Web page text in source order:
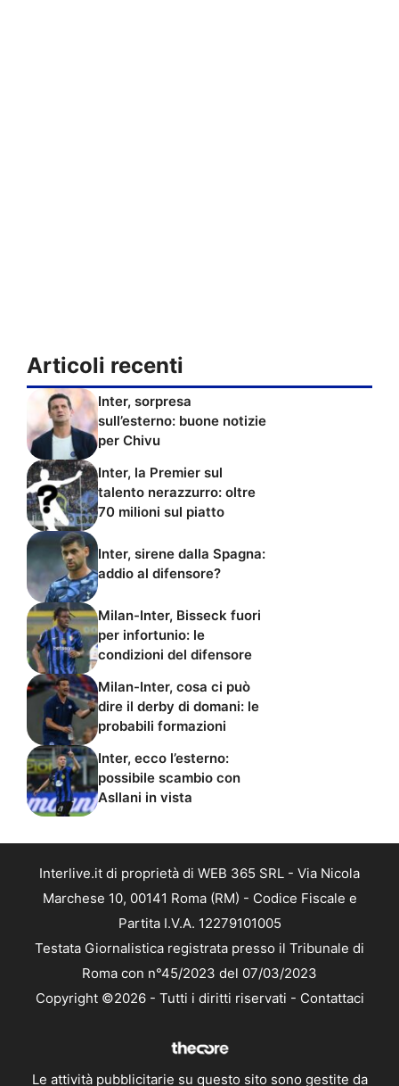
Articoli recenti
Inter, sorpresa
sull’esterno: buone notizie
per Chivu
Inter, la Premier sul
talento nerazzurro: oltre
70 milioni sul piatto
Inter, sirene dalla Spagna:
addio al difensore?
Milan-Inter, Bisseck fuori
per infortunio: le
condizioni del difensore
Milan-Inter, cosa ci può
dire il derby di domani: le
probabili formazioni
Inter, ecco l’esterno:
possibile scambio con
Asllani in vista
Interlive.it di proprietà di WEB 365 SRL - Via Nicola
Marchese 10, 00141 Roma (RM) - Codice Fiscale e
Partita I.V.A. 12279101005
Testata Giornalistica registrata presso il Tribunale di
Roma con n°45/2023 del 07/03/2023
Copyright ©2026 - Tutti i diritti riservati - Contattaci
Le attività pubblicitarie su questo sito sono gestite da